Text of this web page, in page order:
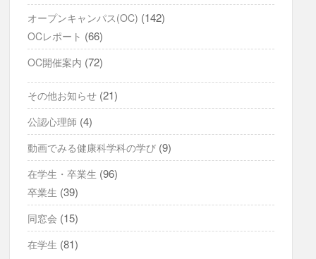
オープンキャンパス(OC) (142)
OCレポート (66)
OC開催案内 (72)
その他お知らせ (21)
公認心理師 (4)
動画でみる健康科学科の学び (9)
在学生・卒業生 (96)
卒業生 (39)
同窓会 (15)
在学生 (81)